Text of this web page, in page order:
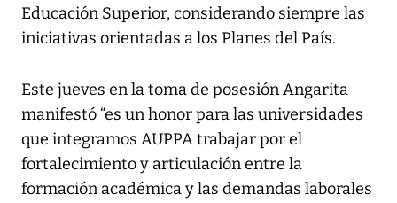
Educación Superior, considerando siempre las
iniciativas orientadas a los Planes del País.
Este jueves en la toma de posesión Angarita
manifestó “es un honor para las universidades
que integramos AUPPA trabajar por el
fortalecimiento y articulación entre la
formación académica y las demandas laborales